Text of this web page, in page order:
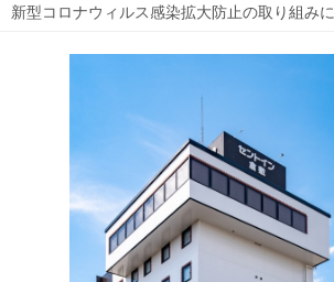
新型コロナウィルス感染拡大防止の取り組み